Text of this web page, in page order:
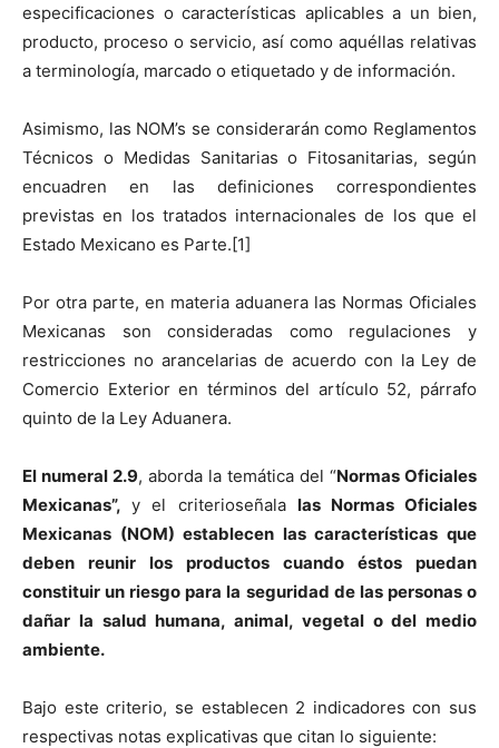
especificaciones o características aplicables a un bien,
producto, proceso o servicio, así como aquéllas relativas
a terminología, marcado o etiquetado y de información.
Asimismo, las NOM’s se considerarán como Reglamentos
Técnicos o Medidas Sanitarias o Fitosanitarias, según
encuadren en las definiciones correspondientes
previstas en los tratados internacionales de los que el
Estado Mexicano es Parte.[1]
Por otra parte, en materia aduanera las Normas Oficiales
Mexicanas son consideradas como regulaciones y
restricciones no arancelarias de acuerdo con la Ley de
Comercio Exterior en términos del artículo 52, párrafo
quinto de la Ley Aduanera.
El numeral 2.9, aborda la temática del “Normas Oficiales
Mexicanas”,y el criterioseñala las Normas Oficiales
Mexicanas (NOM) establecen las características que
deben reunir los productos cuando éstos puedan
constituir un riesgo para la seguridad de las personas o
dañar la salud humana, animal, vegetal o del medio
ambiente.
Bajo este criterio, se establecen 2 indicadores con sus
respectivas notas explicativas que citan lo siguiente: